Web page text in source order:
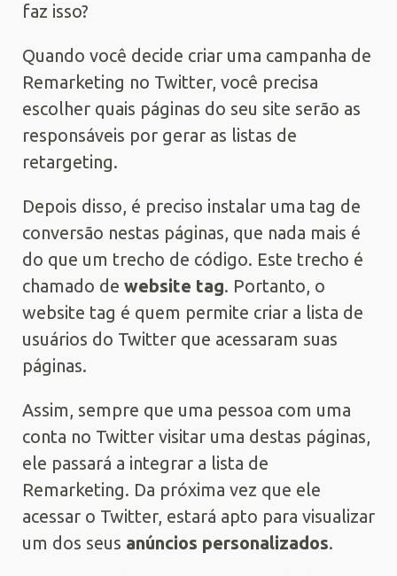
faz isso?
Quando você decide criar uma campanha de
Remarketing no Twitter, você precisa
escolher quais páginas do seu site serão as
responsáveis por gerar as listas de
retargeting.
Depois disso, é preciso instalar uma tag de
conversão nestas páginas, que nada mais é
do que um trecho de código. Este trecho é
chamado de website tag. Portanto, o
website tag é quem permite criar a lista de
usuários do Twitter que acessaram suas
páginas.
Assim, sempre que uma pessoa com uma
conta no Twitter visitar uma destas páginas,
ele passará a integrar a lista de
Remarketing. Da próxima vez que ele
acessar o Twitter, estará apto para visualizar
um dos seus anúncios personalizados.